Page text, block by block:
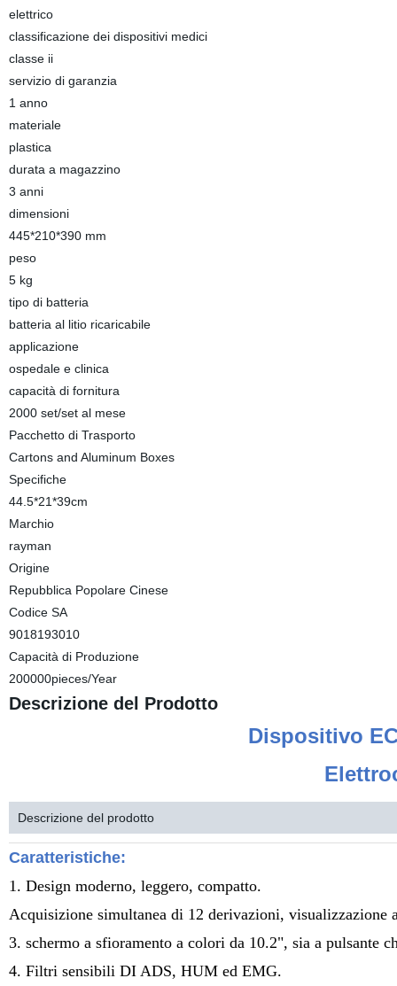
elettrico
classificazione dei dispositivi medici
classe ii
servizio di garanzia
1 anno
materiale
plastica
durata a magazzino
3 anni
dimensioni
445*210*390 mm
peso
5 kg
tipo di batteria
batteria al litio ricaricabile
applicazione
ospedale e clinica
capacità di fornitura
2000 set/set al mese
Pacchetto di Trasporto
Cartons and Aluminum Boxes
Specifiche
44.5*21*39cm
Marchio
rayman
Origine
Repubblica Popolare Cinese
Codice SA
9018193010
Capacità di Produzione
200000pieces/Year
Descrizione del Prodotto
Dispositivo
Descrizione del prodotto
Caratteristiche:
1. Design moderno, leggero, compatto.
Acquisizione simultanea di 12 derivazioni, visualizzazione
3. schermo a sfioramento a colori da 10.2", sia a pulsante
4. Filtri sensibili DI ADS, HUM ed EMG.